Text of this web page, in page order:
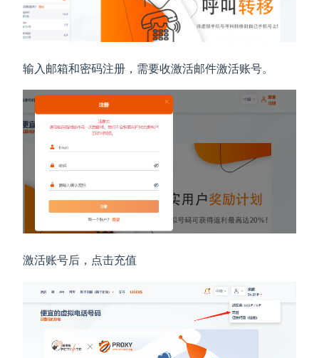
输入邮箱和密码注册，需要收激活邮件激活账号。
激活账号后，点击充值